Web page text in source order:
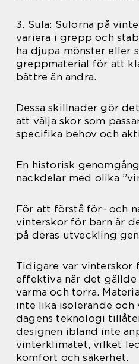
3. Sula: Sulorna på
variera i grepp och
ha djupa mönster eller
greppmaterial för att
bättre än andra.
Dessa skillnader gör
att välja skor som
specifika behov och
En historisk
nackdelar med olika
För att förstå för- och
vinterskor för barn är
på deras utveckling
Tidigare var vinterskor
effektiva när det
varma och torra.
inte lika isolerande och
dagens teknologi
designen ibland inte
vinterklimatet, vilket
komfort och säkerhet.